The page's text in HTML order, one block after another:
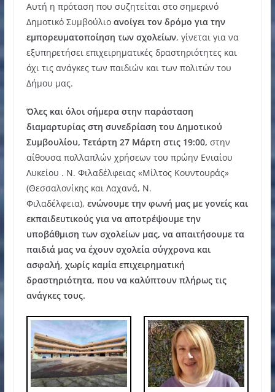
Αυτή η πρόταση που συζητείται στο σημερινό
Δημοτικό Συμβούλιο ανοίγει τον δρόμο για την
εμπορευματοποίηση των σχολείων, γίνεται για να
εξυπηρετήσει επιχειρηματικές δραστηριότητες και
όχι τις ανάγκες των παιδιών και των πολιτών του
Δήμου μας.
Όλες και όλοι σήμερα στην παράσταση
διαμαρτυρίας στη συνεδρίαση του Δημοτικού
Συμβουλίου, Τετάρτη 27 Μάρτη στις 19:00, στην
αίθουσα πολλαπλών χρήσεων του πρώην Ενιαίου
Λυκείου . Ν. Φιλαδέλφειας «Μίλτος Κουντουράς»
(Θεσσαλονίκης και Λαχανά, Ν.
Φιλαδέλφεια), ενώνουμε την φωνή μας με γονείς και
εκπαιδευτικούς για να αποτρέψουμε την
υποβάθμιση των σχολείων μας, να απαιτήσουμε τα
παιδιά μας να έχουν σχολεία σύγχρονα και
ασφαλή, χωρίς καμία επιχειρηματική
δραστηριότητα, που να καλύπτουν πλήρως τις
ανάγκες τους.